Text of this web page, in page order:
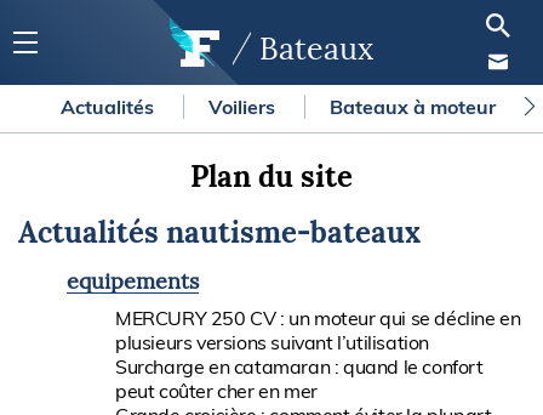
Bateaux
Actualités Voiliers Bateaux à moteur
Plan du site
Actualités nautisme-bateaux
equipements
MERCURY 250 CV : un moteur qui se décline en
plusieurs versions suivant l’utilisation
Surcharge en catamaran : quand le confort
peut coûter cher en mer